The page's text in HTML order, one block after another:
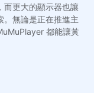
而更大的顯示器也讓
。無論是正在推進主
都能讓黃